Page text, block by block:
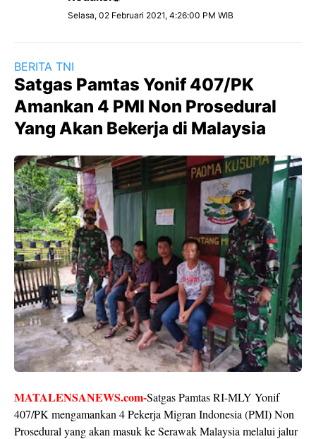
Selasa, 02 Februari 2021, 4:26:00 PM WIB
BERITA TNI
Satgas Pamtas Yonif 407/PK
Amankan 4 PMI Non Prosedural
Yang Akan Bekerja di Malaysia
MATALENSANEWS.com-Satgas Pamtas RI-MLY Yonif
407/PK mengamankan 4 Pekerja Migran Indonesia (PMI) Non
Prosedural yang akan masuk ke Serawak Malaysia melalui jalur